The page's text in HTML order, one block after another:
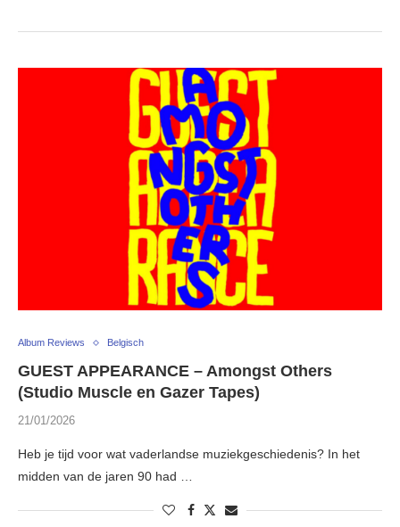
Album Reviews Belgisch
GUEST APPEARANCE – Amongst Others
(Studio Muscle en Gazer Tapes)
21/01/2026
Heb je tijd voor wat vaderlandse muziekgeschiedenis? In het
midden van de jaren 90 had …